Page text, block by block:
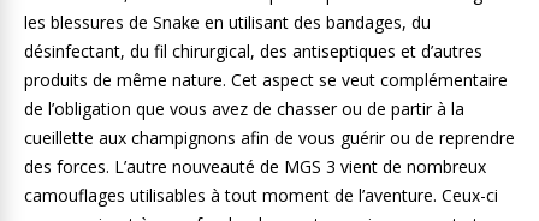
les blessures de Snake en utilisant des bandages, du
désinfectant, du fil chirurgical, des antiseptiques et d’autres
produits de même nature. Cet aspect se veut complémentaire
de l’obligation que vous avez de chasser ou de partir à la
cueillette aux champignons afin de vous guérir ou de reprendre
des forces. L’autre nouveauté de MGS 3 vient de nombreux
camouflages utilisables à tout moment de l’aventure. Ceux-ci